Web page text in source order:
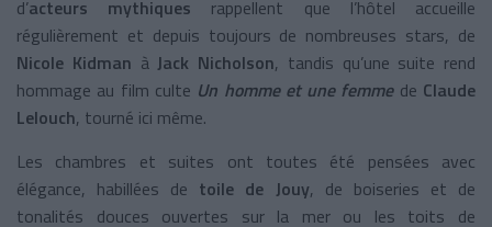
d’acteurs mythiques rappellent que l’hôtel accueille
régulièrement et depuis toujours de nombreuses stars, de
Nicole Kidman àJack Nicholson, tandis qu’une suite rend
hommage au film culte Un homme et une femmede Claude
Lelouch, tourné ici même.
Les chambres et suites ont toutes été pensées avec
élégance, habillées de toile de Jouy, de boiseries et de
tonalités douces ouvertes sur la mer ou les toits de